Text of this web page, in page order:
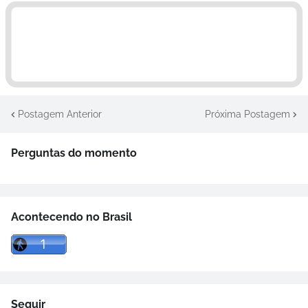
Postagem Anterior Próxima Postagem
Perguntas do momento
Acontecendo no Brasil
Seguir